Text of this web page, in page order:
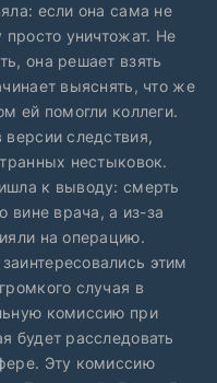
если она сама не
просто уничтожат. Не
она решает взять
выяснять, что же
ей помогли коллеги.
следствия,
нестыковок.
к выводу: смерть
вине врача, а из-за
на операцию.
этим
случая в
комиссию при
будет расследовать
Эту комиссию